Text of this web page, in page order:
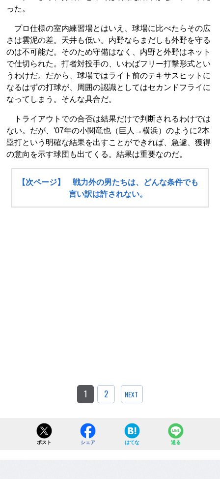
った。
プロ仕様の室内練習場とはいえ、球場に比べたらその広
さは雲泥の差。天井も低い。内野ならまだしも外野を守る
のは不可能だ。そのため守備はなく、内野と外野はネット
で仕切られた。打者対投手の、いわばフリー打撃形式とい
うわけだ。だから、球場ではライト前のテキサスヒットに
なるはずの打球が、周囲の認識としてはセカンドフライに
なってしまう。そんな具合だ。
トライアウトでの合否は結果だけで判断されるわけでは
ない。だが、'07年の小関竜也（巨人→横浜）のように2本
塁打という明確な結果を出すことができれば、急遽、獲得
の意向を示す球団も出てくる。結果は重要なのだ。
【次ページ】 戦力外の男たちは、どんな条件でも
言い訳は許されない。
1 2 NEXT
ポスト シェア はてな 送る